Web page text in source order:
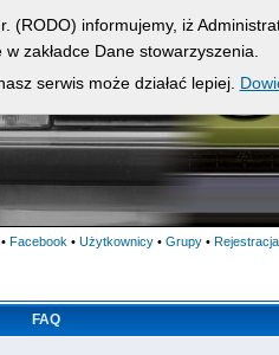
• Facebook • Użytkownicy • Grupy • Rejestracja
FAQ
informujemy, iż
zakładce Dane stowarzyszenia.
serwis może działać lepiej.